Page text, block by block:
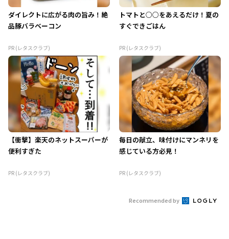
ダイレクトに広がる肉の旨み！絶
品豚バラベーコン
PR (レタスクラブ)
トマトと○○をあえるだけ！夏の
すぐできごはん
PR (レタスクラブ)
【衝撃】楽天のネットスーパーが
便利すぎた
PR (レタスクラブ)
毎日の献立、味付けにマンネリを
感じている方必見！
PR (レタスクラブ)
Recommended by